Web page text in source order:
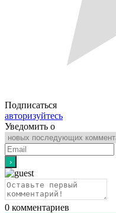
Подписаться
авторизуйтесь
Уведомить о
0 комментариев